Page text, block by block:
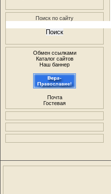
Поиск по сайту
Обмен ссылками
Каталог сайтов
Наш баннер
Почта
Гостевая